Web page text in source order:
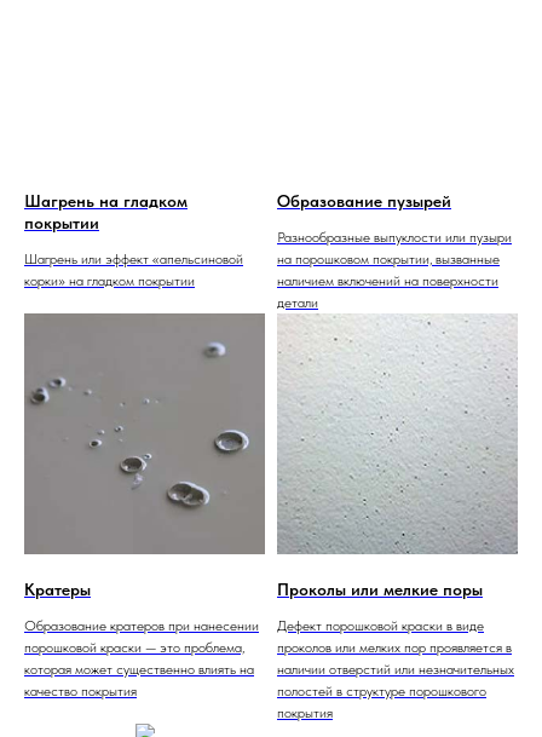
Шагрень на гладком
покрытии
Шагрень или эффект «апельсиновой
корки» на гладком покрытии
Образование пузырей
Разнообразные выпуклости или пузыри
на порошковом покрытии, вызванные
наличием включений на поверхности
детали
Кратеры
Образование кратеров при нанесении
порошковой краски — это проблема,
которая может существенно влиять на
качество покрытия
Проколы или мелкие поры
Дефект порошковой краски в виде
проколов или мелких пор проявляется в
наличии отверстий или незначительных
полостей в структуре порошкового
покрытия